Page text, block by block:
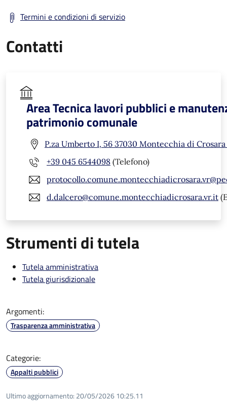
Termini e condizioni di servizio
Contatti
Area Tecnica lavori pubblici e
patrimonio comunale
P.za Umberto I, 56 37030 Montecchia di Crosara
+39 045 6544098 (Telefono)
d.dalcero@comune.montecchiadicrosara.vr.it
Strumenti di tutela
Tutela amministrativa
Tutela giurisdizionale
Argomenti:
Trasparenza amministrativa
Categorie:
Appalti pubblici
Ultimo aggiornamento: 20/05/2026 10:25.11